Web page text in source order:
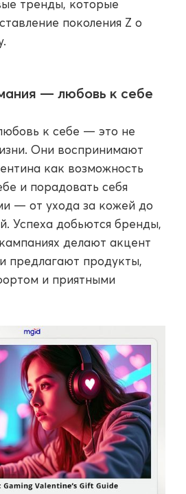
тренды, которые
поколения Z о
— любовь к себе
к себе — это не
Они воспринимают
как возможность
и порадовать себя
— от ухода за кожей до
Успеха добьются бренды,
делают акцент
предлагают продукты,
и приятными